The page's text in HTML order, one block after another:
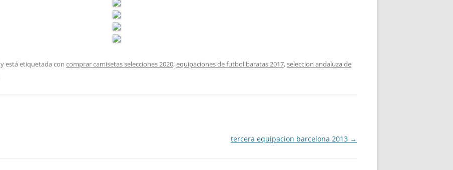
y está etiquetada con comprar camisetas selecciones 2020,equipaciones de futbol baratas 2017,seleccion andaluza de
tercera equipacion barcelona 2013 →